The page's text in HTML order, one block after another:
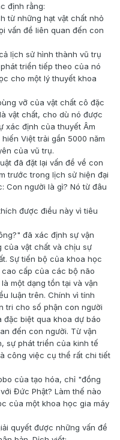
định rằng:
từ những hạt vật chất nhỏ
vấn đề liên quan đến con
lịch sử hình thành vũ trụ
triển tiếp theo của nó
cho một lý thuyết khoa
vỡ của vật chất cô đặc
vật chất, cho dù nó được
xác định của thuyết Âm
Việt trải gần 5000 năm
của vũ trụ.
đã đặt lại vấn đề về con
trước trong lịch sử hiện đại
Con người là gì? Nó từ đâu
được điều này vì tiêu
đã xác định sự vận
của vật chất và chịu sự
Sự tiến bộ của khoa học
cấp của các bộ não
một dạng tồn tại và vận
luận trên. Chính vì tính
tri cho số phận con người
biệt qua khoa dự báo
đến con người. Từ vận
sự phát triển của kinh tế
công việc cụ thể rất chi tiết
của tạo hóa, chỉ "đồng
Đức Phật? Làm thế nào
của một khoa học gia máy
quyết được những vấn đề